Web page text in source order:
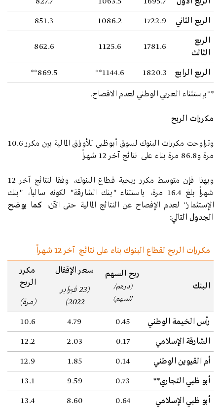
الربع الثاني
1722.9
1086.2
851.3
الربع
الثالث
1781.6
1125.6
862.6
الربع الرابع 1820.3
1144.6**
869.5**
**بإستثناء العربي الوطني لعدم الافصاح.
مكررات الربح
وتراوحت مكررات البنوك لسوق أبوظبي للأوراق المالية بين مكرر 10.6
مرة و86.8 مرة بناء على نتائج آخر 12 شهراً
وبهذا فإن متوسط مكرر ربحية قطاع البنوك، وفقا لنتائج آخر 12
شهراً بلغ 16.4 مرة، باستثناء "بنك الشارقة" لكونه سالباً، "بنك
الإستثمار" لعدم الإفصاح عن النتائج المالية حتى الآن، كما يوضح
الجدول التالي:
مكررات الربح لقطاع البنوك بناء على نتائج آخر 12 شهراً
البنك
ربح السهم
(درهم/
للسهم)
سعر الإقفال
(23 فبراير
2022)
مكرر
الربح
(مرة)
رأس الخيمة الوطني
0.45
4.79
10.6
الشارقة الإسلامي
0.17
2.03
12.2
أم القيوين الوطني
0.14
1.85
12.9
أبو ظبي التجاري**
0.73
9.59
13.1
أبو ظبي الإسلامي
0.64
8.60
13.4